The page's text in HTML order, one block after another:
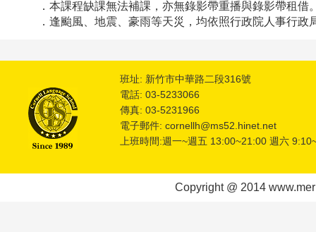
．本課程缺課無法補課，亦無錄影帶重播與錄影帶租借
．逢颱風、地震、豪雨等天災，均依照行政院人事行政
班址: 新竹市中華路二段316號
電話: 03-5233066
傳真: 03-5231966
電子郵件: cornellh@ms52.hinet.net
上班時間:週一~週五 13:00~21:00 週六
Copyright @ 2014